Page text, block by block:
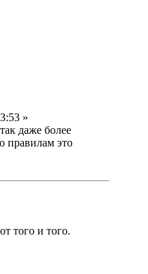
»
даже более
правилам это
того и того.